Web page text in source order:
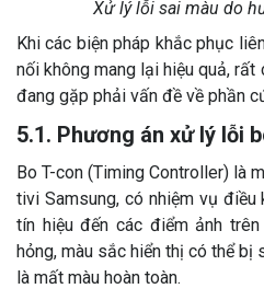
Xử lý lỗi sai màu do
Khi các biện pháp khắc phục
nối không mang lại hiệu quả,
đang gặp phải vấn đề về phần
5.1. Phương án xử lý lỗi
Bo T-con (Timing Controller) là
tivi Samsung, có nhiệm vụ điều
tín hiệu đến các điểm ảnh
hỏng, màu sắc hiển thị có thể bị
là mất màu hoàn toàn.